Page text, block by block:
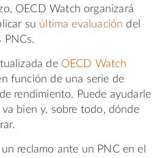
OECD Watch organizará
su última evaluación del
PNCs.
de OECD Watch
función de una serie de
rendimiento. Puede ayudarle
bien y, sobre todo, dónde
reclamo ante un PNC en el